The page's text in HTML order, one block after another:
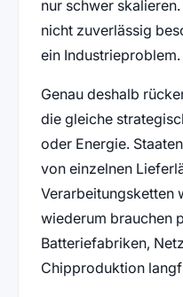
nur schwer
nicht zuverlässig
ein Industrieproblem.
Genau deshalb
die gleiche
oder Energie.
von einzelnen
Verarbeitungsketten
wiederum brauchen
Batteriefabriken,
Chipproduktion